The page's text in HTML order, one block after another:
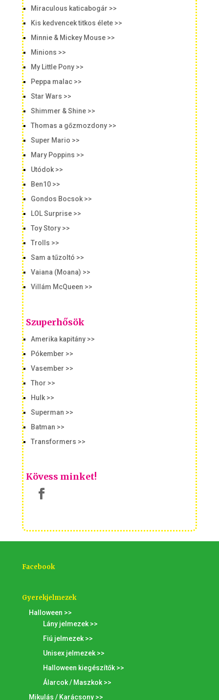
Miraculous katicabogár >>
Kis kedvencek titkos élete >>
Minnie & Mickey Mouse >>
Minions >>
My Little Pony >>
Peppa malac >>
Star Wars >>
Shimmer & Shine >>
Thomas a gőzmozdony >>
Super Mario >>
Mary Poppins >>
Utódok >>
Ben10 >>
Gondos Bocsok >>
LOL Surprise >>
Toy Story >>
Trolls >>
Sam a tűzoltó >>
Vaiana (Moana) >>
Villám McQueen >>
Szuperhősök
Amerika kapitány >>
Pókember >>
Vasember >>
Thor >>
Hulk >>
Superman >>
Batman >>
Transformers >>
Kövess minket!
Facebook
Gyerekjelmezek
Halloween >>
Lány jelmezek >>
Fiú jelmezek >>
Unisex jelmezek >>
Halloween kiegészítők >>
Álarcok / Maszkok >>
Mikulás / Karácsony >>